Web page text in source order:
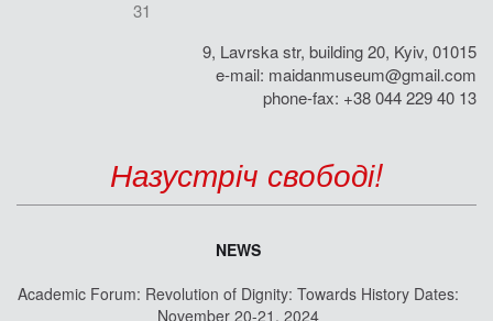
31
9, Lavrska str, building 20, Kyiv, 01015
e-mail: maidanmuseum@gmail.com
phone-fax: +38 044 229 40 13
Назустріч свободі!
NEWS
Academic Forum: Revolution of Dignity: Towards History Dates:
November 20-21, 2024